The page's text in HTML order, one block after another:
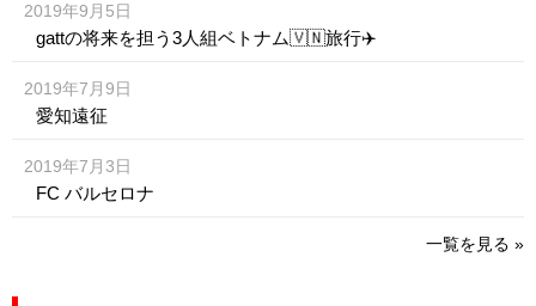
2019年9月5日
gattの将来を担う3人組ベトナム🇻🇳旅行✈️
2019年7月9日
愛知遠征
2019年7月3日
FC バルセロナ
一覧を見る »